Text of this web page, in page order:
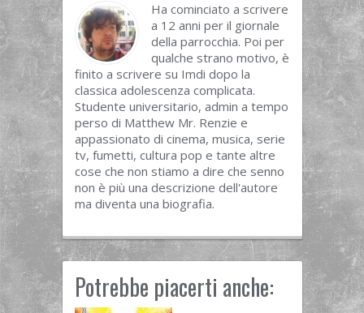
Ha cominciato a scrivere
a 12 anni per il giornale
della parrocchia. Poi per
qualche strano motivo, è
finito a scrivere su Imdi dopo la
classica adolescenza complicata.
Studente universitario, admin a tempo
perso di Matthew Mr. Renzie e
appassionato di cinema, musica, serie
tv, fumetti, cultura pop e tante altre
cose che non stiamo a dire che senno
non è più una descrizione dell'autore
ma diventa una biografia.
Potrebbe piacerti anche: